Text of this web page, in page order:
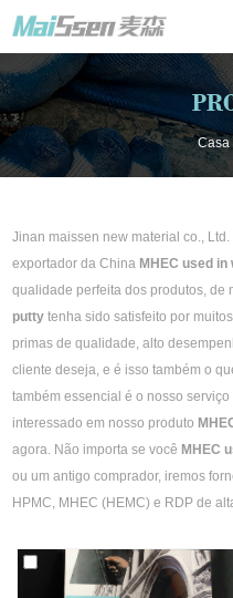
Casa
Jinan maissen new material co.,
exportador da China MHEC used
qualidade perfeita dos produtos, de
putty tenha sido satisfeito por
primas de qualidade, alto
cliente deseja, e é isso também o
também essencial é o nosso
interessado em nosso produto
agora. Não importa se você MHEC
ou um antigo comprador, iremos
HPMC, MHEC (HEMC) e RDP de